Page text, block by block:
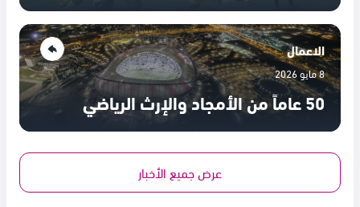
الاعمال
8 مايو 2026
50 عاماً من الأمجاد والإرث الرياضي
عرض جميع الأخبار